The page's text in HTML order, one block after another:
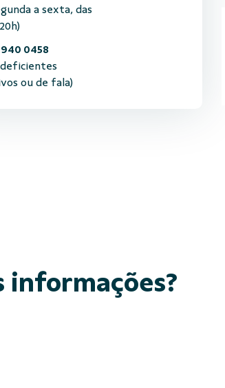
a sexta, das
0458
ou de fala)
informações?